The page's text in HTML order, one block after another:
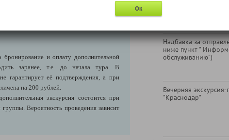
то спуск. В концепции парка почти
Вместо дорожек — спирали, изгибы,
и оплату дополнительной
заранее, т.е. до начала тура. В
гарантирует её подтверждения, а при
на 200 рублей.
экскурсия состоится при
Вероятность проведения зависит
1-местное
Надбавка за
ниже пункт "
обслуживанию")
Вечерняя
"Краснодар"
Ок